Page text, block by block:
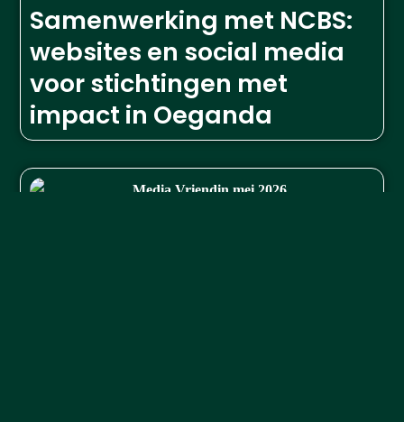
Samenwerking met NCBS:
websites en social media
voor stichtingen met
impact in Oeganda